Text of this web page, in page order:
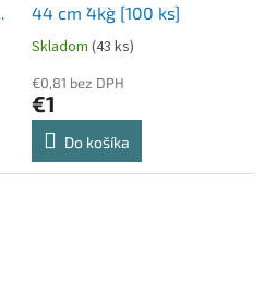
44 cm `4kg` [100 ks]
Skladom (43 ks)
€0,81 bez DPH
€1
Do košíka